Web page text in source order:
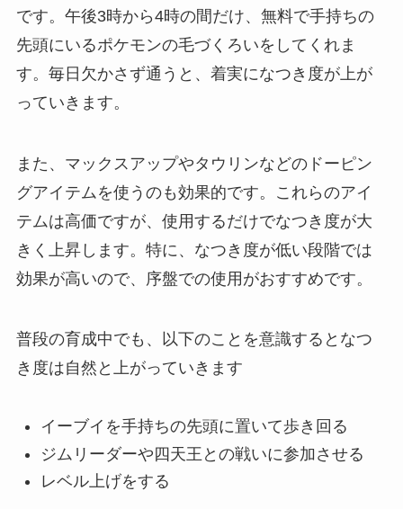
です。午後3時から4時の間だけ、無料で手持ちの
先頭にいるポケモンの毛づくろいをしてくれま
す。毎日欠かさず通うと、着実になつき度が上が
っていきます。
また、マックスアップやタウリンなどのドーピン
グアイテムを使うのも効果的です。これらのアイ
テムは高価ですが、使用するだけでなつき度が大
きく上昇します。特に、なつき度が低い段階では
効果が高いので、序盤での使用がおすすめです。
普段の育成中でも、以下のことを意識するとなつ
き度は自然と上がっていきます
イーブイを手持ちの先頭に置いて歩き回る
ジムリーダーや四天王との戦いに参加させる
レベル上げをする